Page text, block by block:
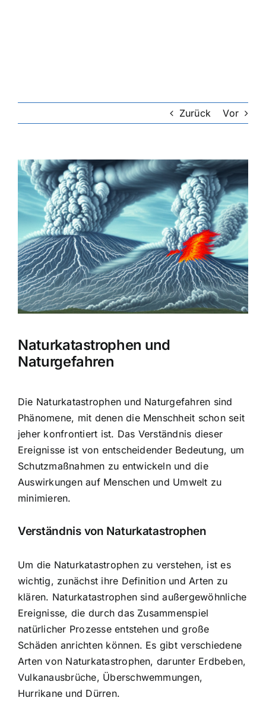
Lebensversicherung
Hundekrankenversicherung
Hausratversicherung
Berufsunfähigkeitsversicherung
Weitere Tarifvergleiche
Zurück Vor
Zeige
grösseres
Bild
Naturkatastrophen und
Naturgefahren
Die Naturkatastrophen und Naturgefahren sind
Phänomene, mit denen die Menschheit schon seit
jeher konfrontiert ist. Das Verständnis dieser
Ereignisse ist von entscheidender Bedeutung, um
Schutzmaßnahmen zu entwickeln und die
Auswirkungen auf Menschen und Umwelt zu
minimieren.
Verständnis von Naturkatastrophen
Um die Naturkatastrophen zu verstehen, ist es
wichtig, zunächst ihre Definition und Arten zu
klären. Naturkatastrophen sind außergewöhnliche
Ereignisse, die durch das Zusammenspiel
natürlicher Prozesse entstehen und große
Schäden anrichten können. Es gibt verschiedene
Arten von Naturkatastrophen, darunter Erdbeben,
Vulkanausbrüche, Überschwemmungen,
Hurrikane und Dürren.